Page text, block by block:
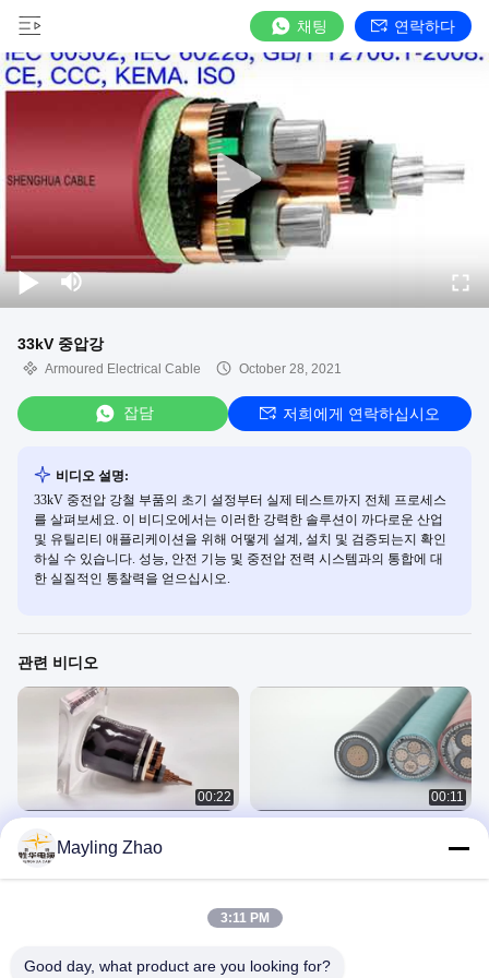
채팅 연락하다
33kV 중압강
Armoured Electrical Cable October 28, 2021
잡담 저희에게 연락하십시오
비디오 설명:
33kV 중전압 강철 부품의 초기 설정부터 실제 테스트까지 전체 프로세스
를 살펴보세요. 이 비디오에서는 이러한 강력한 솔루션이 까다로운 산업
및 유틸리티 애플리케이션을 위해 어떻게 설계, 설치 및 검증되는지 확인
하실 수 있습니다. 성능, 안전 기능 및 중전압 전력 시스템과의 통합에 대
한 실질적인 통찰력을 얻으십시오.
관련 비디오
00:22
PVC 덮개 하나의 핵을 강화했습니다
00:11
Mayling Zhao
3:11 PM
Good day, what product are you looking for?